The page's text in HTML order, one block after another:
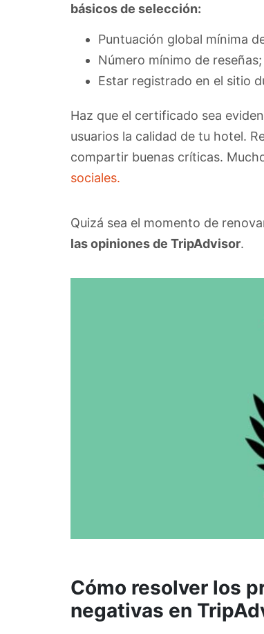
básicos de selección:
Puntuación global mínima
Número mínimo de reseñas;
Estar registrado en el sitio
Haz que el certificado sea
usuarios la calidad de tu hotel.
compartir buenas críticas.
sociales.
Quizá sea el momento de
las opiniones de TripAdvisor.
Cómo resolver los
negativas en